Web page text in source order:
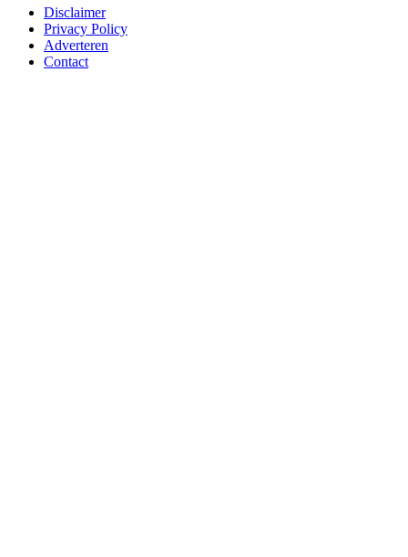
Disclaimer
Privacy Policy
Adverteren
Contact